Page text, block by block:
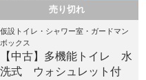
売り切れ
仮設トイレ・シャワー室・ガードマン
ボックス
【中古】多機能トイレ 水
洗式 ウォシュレット付